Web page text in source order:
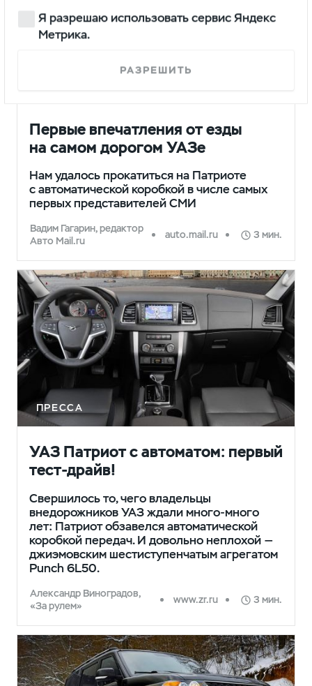
Первые впечатления от езды
на самом дорогом УАЗе
Нам удалось прокатиться на Патриоте
с автоматической коробкой в числе самых
первых представителей СМИ
Вадим Гагарин, редактор
Авто Mail.ru
auto.mail.ru 3 мин.
ПРЕССА
УАЗ Патриот с автоматом: первый
тест-драйв!
Свершилось то, чего владельцы
внедорожников УАЗ ждали много-много
лет: Патриот обзавелся автоматической
коробкой передач. И довольно неплохой —
джиэмовским шестиступенчатым агрегатом
Punch 6L50.
Александр Виноградов,
«За рулем»
www.zr.ru 3 мин.
Я разрешаю использовать сервис Яндекс
Метрика.
РАЗРЕШИТЬ